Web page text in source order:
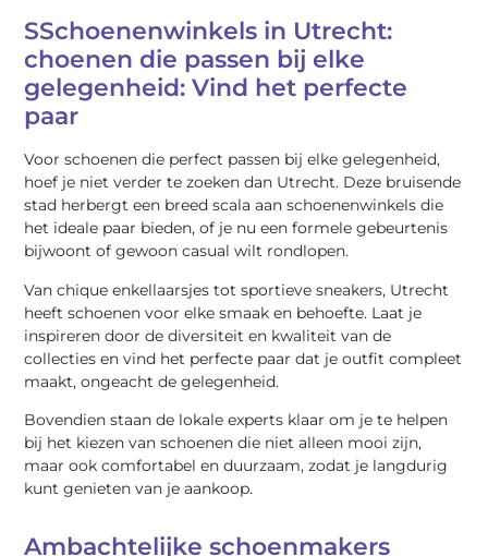
SSchoenenwinkels in Utrecht:
choenen die passen bij elke
gelegenheid: Vind het perfecte
paar
Voor schoenen die perfect passen bij elke gelegenheid,
hoef je niet verder te zoeken dan Utrecht. Deze bruisende
stad herbergt een breed scala aan schoenenwinkels die
het ideale paar bieden, of je nu een formele gebeurtenis
bijwoont of gewoon casual wilt rondlopen.
Van chique enkellaarsjes tot sportieve sneakers, Utrecht
heeft schoenen voor elke smaak en behoefte. Laat je
inspireren door de diversiteit en kwaliteit van de
collecties en vind het perfecte paar dat je outfit compleet
maakt, ongeacht de gelegenheid.
Bovendien staan de lokale experts klaar om je te helpen
bij het kiezen van schoenen die niet alleen mooi zijn,
maar ook comfortabel en duurzaam, zodat je langdurig
kunt genieten van je aankoop.
Ambachtelijke schoenmakers